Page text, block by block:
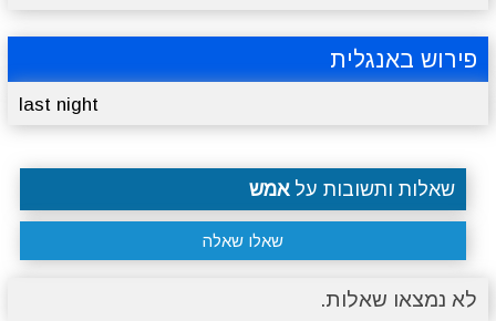
פירוש באנגלית
last night
שאלות ותשובות עלאמש
שאלו שאלה
לא נמצאו שאלות.